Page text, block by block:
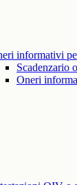
informativi
Scadenzario
Oneri